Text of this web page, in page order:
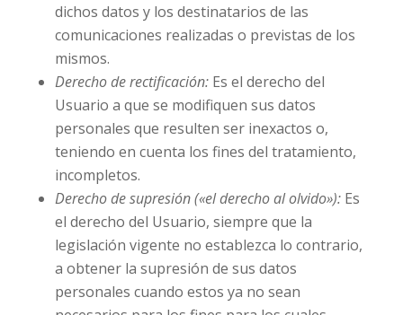
dichos datos y los destinatarios de las
comunicaciones realizadas o previstas de los
mismos.
Derecho de rectificación:Es el derecho del
Usuario a que se modifiquen sus datos
personales que resulten ser inexactos o,
teniendo en cuenta los fines del tratamiento,
incompletos.
Derecho de supresión («el derecho al olvido»):Es
el derecho del Usuario, siempre que la
legislación vigente no establezca lo contrario,
a obtener la supresión de sus datos
personales cuando estos ya no sean